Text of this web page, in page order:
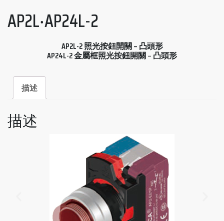
AP2L‧AP24L-2
AP2L-2 照光按鈕開關 – 凸頭形
AP24L-2 金屬框照光按鈕開關 – 凸頭形
描述
描述